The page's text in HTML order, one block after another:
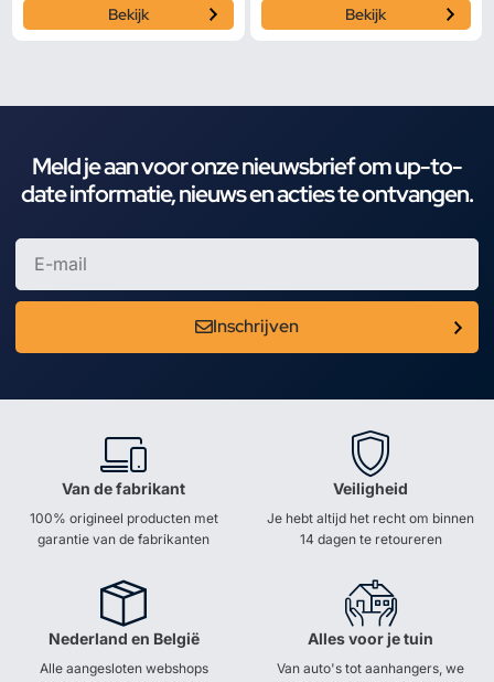
Bekijk Bekijk
Meld je aan voor onze nieuwsbrief om up-to-
date informatie, nieuws en acties te ontvangen.
Inschrijven
Van de fabrikant
100% origineel producten met
garantie van de fabrikanten
Veiligheid
Je hebt altijd het recht om binnen
14 dagen te retoureren
Nederland en België
Alle aangesloten webshops
Alles voor je tuin
Van auto's tot aanhangers, we